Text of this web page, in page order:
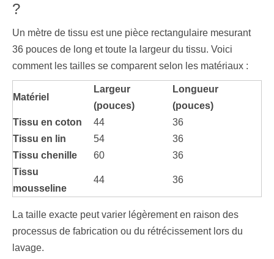
?
Un mètre de tissu est une pièce rectangulaire mesurant
36 pouces de long et toute la largeur du tissu. Voici
comment les tailles se comparent selon les matériaux :
Matériel
Largeur
(pouces)
Longueur
(pouces)
Tissu en coton
44
36
Tissu en lin
54
36
Tissu chenille
60
36
Tissu
mousseline
44 36
La taille exacte peut varier légèrement en raison des
processus de fabrication ou du rétrécissement lors du
lavage.